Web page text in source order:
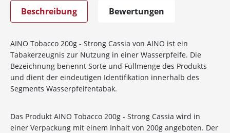
Beschreibung Bewertungen
AINO Tobacco 200g - Strong Cassia von AINO ist ein
Tabakerzeugnis zur Nutzung in einer Wasserpfeife. Die
Bezeichnung benennt Sorte und Füllmenge des Produkts
und dient der eindeutigen Identifikation innerhalb des
Segments Wasserpfeifentabak.
Das Produkt AINO Tobacco 200g - Strong Cassia wird in
einer Verpackung mit einem Inhalt von 200g angeboten. Der